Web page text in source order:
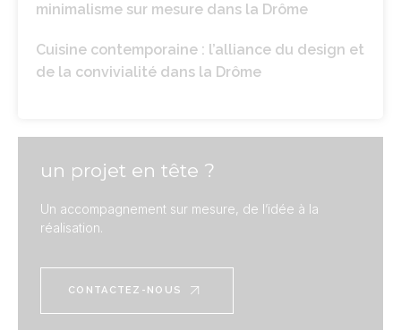
minimalisme sur mesure dans la Drôme
Cuisine contemporaine : l’alliance du design et
de la convivialité dans la Drôme
un projet en tête ?
Un accompagnement sur mesure, de l’idée à la
réalisation.
CONTACTEZ-NOUS